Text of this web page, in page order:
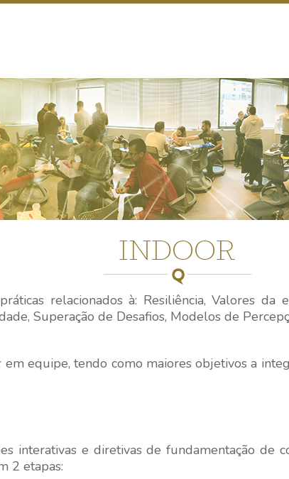
INDOOR
relacionados à: Resiliência, Valores da
Superação de Desafios, Modelos de
equipe, tendo como maiores objetivos a
interativas e diretivas de fundamentação de
2 etapas: